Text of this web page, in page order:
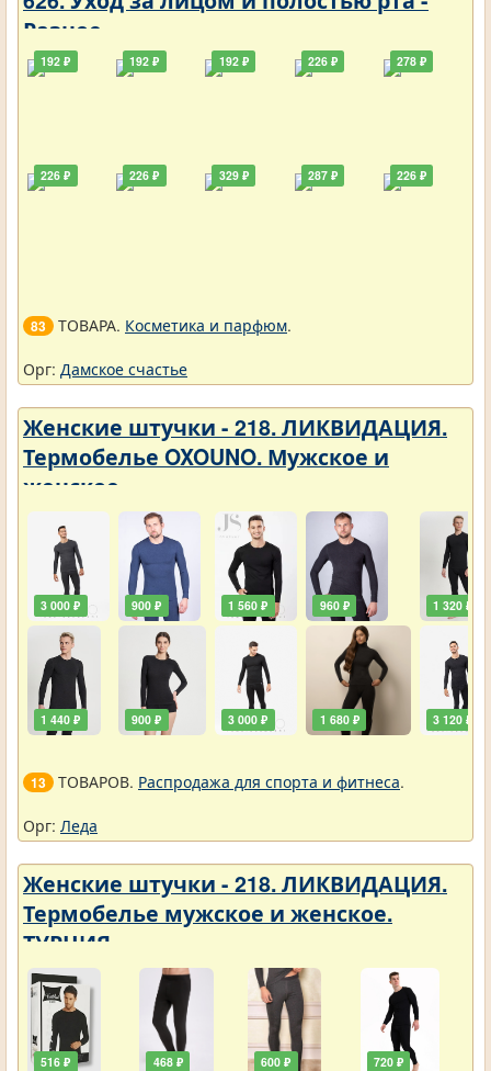
Разное
192 ₽
226 ₽
192 ₽
226 ₽
192 ₽
329 ₽
226 ₽
287 ₽
278 ₽
226 ₽
83 ТОВАРА. Косметика и парфюм.
Орг: Дамское счастье
Женские штучки - 218. ЛИКВИДАЦИЯ.
Термобелье OXOUNO. Мужское и
женское
3 000 ₽
1 440 ₽
900 ₽
900 ₽
1 560 ₽
3 000 ₽
960 ₽
1 680 ₽
1 320 ₽
3 120 ₽
13 ТОВАРОВ. Распродажа для спорта и фитнеса.
Орг: Леда
Женские штучки - 218. ЛИКВИДАЦИЯ.
Термобелье мужское и женское.
ТУРЦИЯ
516 ₽ 468 ₽ 600 ₽ 720 ₽